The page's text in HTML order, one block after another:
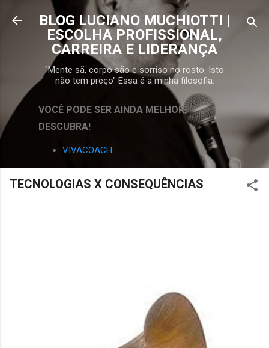
Pular para o conteúdo principal
BLOG LUCIANO MUCHIOTTI |
ESCOLHA PROFISSIONAL,
CARREIRA E LIDERANÇA
"Mente sã, corpo são e sorriso no rosto. Isto
não tem preço" Essa é a minha filosofia.
VOCÊ PODE SER AINDA MELHOR.
DESCUBRA!
VIVACOACH
TECNOLOGIAS X CONSEQUÊNCIAS